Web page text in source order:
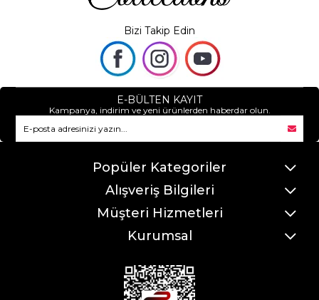
Bizi Takip Edin
E-BÜLTEN KAYIT
Kampanya, indirim ve yeni ürünlerden haberdar olun.
Popüler Kategoriler
Alışveriş Bilgileri
Müşteri Hizmetleri
Kurumsal